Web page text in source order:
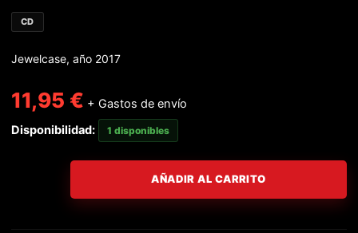
CD
Jewelcase, año 2017
11,95 € + Gastos de envío
Disponibilidad:
1 disponibles
AÑADIR AL CARRITO